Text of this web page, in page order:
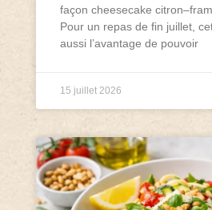
façon cheesecake
Pour un repas de fin juillet,
aussi l’avantage de pouvoir
15 juillet 2026